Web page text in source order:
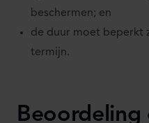
beschermen; en
de duur moet beperkt
termijn.
Beoordeling